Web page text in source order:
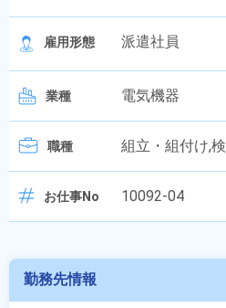
雇用形態 派遣社員
業種 電気機器
職種 組立・組付け,
お仕事No 10092-04
勤務先情報